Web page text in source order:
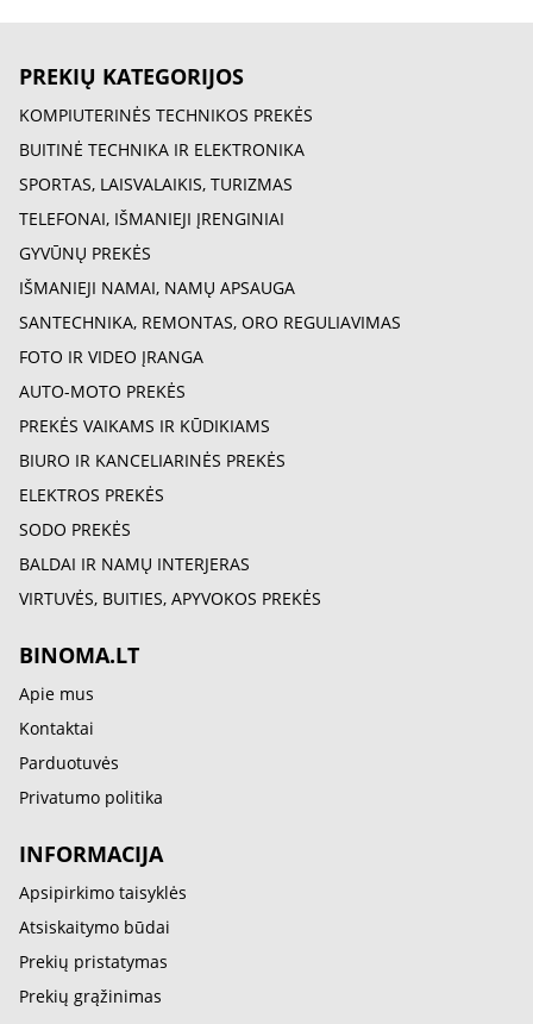
PREKIŲ KATEGORIJOS
KOMPIUTERINĖS TECHNIKOS PREKĖS
BUITINĖ TECHNIKA IR ELEKTRONIKA
SPORTAS, LAISVALAIKIS, TURIZMAS
TELEFONAI, IŠMANIEJI ĮRENGINIAI
GYVŪNŲ PREKĖS
IŠMANIEJI NAMAI, NAMŲ APSAUGA
SANTECHNIKA, REMONTAS, ORO REGULIAVIMAS
FOTO IR VIDEO ĮRANGA
AUTO-MOTO PREKĖS
PREKĖS VAIKAMS IR KŪDIKIAMS
BIURO IR KANCELIARINĖS PREKĖS
ELEKTROS PREKĖS
SODO PREKĖS
BALDAI IR NAMŲ INTERJERAS
VIRTUVĖS, BUITIES, APYVOKOS PREKĖS
BINOMA.LT
Apie mus
Kontaktai
Parduotuvės
Privatumo politika
INFORMACIJA
Apsipirkimo taisyklės
Atsiskaitymo būdai
Prekių pristatymas
Prekių grąžinimas